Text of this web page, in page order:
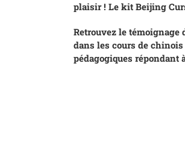
plaisir ! Le kit Beijing
Retrouvez le témoignage
dans les cours de
pédagogiques répondant